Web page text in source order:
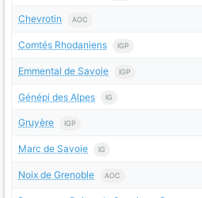
Chevrotin AOC
Comtés Rhodaniens IGP
Emmental de Savoie IGP
Génépi des Alpes IG
Gruyère IGP
Marc de Savoie IG
Noix de Grenoble AOC